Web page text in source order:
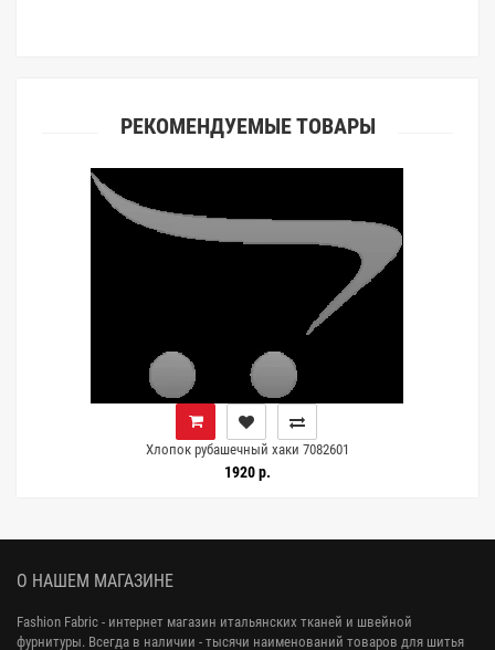
РЕКОМЕНДУЕМЫЕ ТОВАРЫ
Хлопок рубашечный хаки 7082601
1920 р.
О НАШЕМ МАГАЗИНЕ
Fashion Fabric - интернет магазин итальянских тканей и швейной
фурнитуры. Всегда в наличии - тысячи наименований товаров для шитья